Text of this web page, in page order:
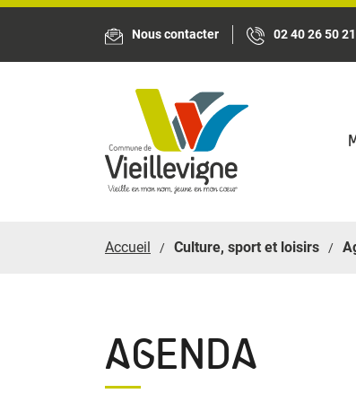
Nous contacter 02 40 26 50 21
Accueil Culture, sport et loisirs
AGENDA
Panneau de gestion des cookies